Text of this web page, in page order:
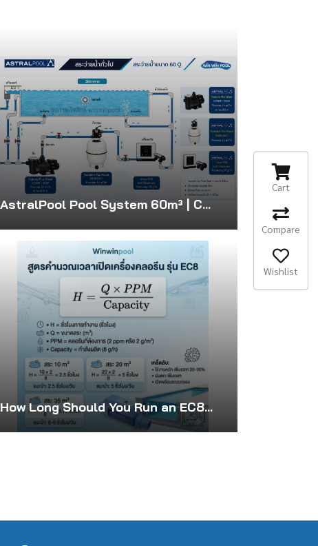
AstralPool Pool System 60m³ | Cantabric D600
How Long Should You Run an EC8 Salt Chlorinator? Hour Guide by Pool Size for Clear, Clean, and Safe Pool Water
Cart
Compare
Wishlist